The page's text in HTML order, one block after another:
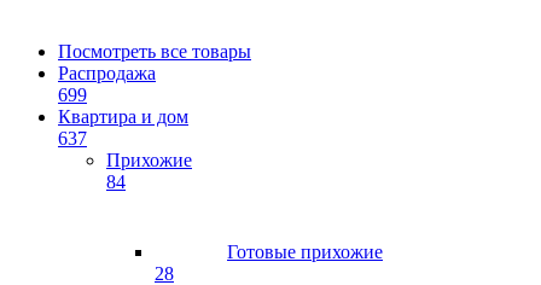
Посмотреть все товары
Распродажа
699
Квартира и дом
637
Прихожие
84
Готовые прихожие
28